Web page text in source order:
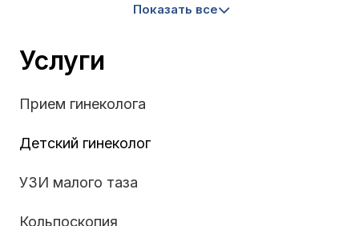
Показать все
Услуги
Прием гинеколога
Детский гинеколог
УЗИ малого таза
Кольпоскопия